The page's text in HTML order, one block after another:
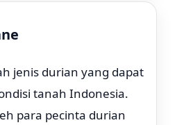
jenis durian yang dapat
tanah Indonesia.
para pecinta durian